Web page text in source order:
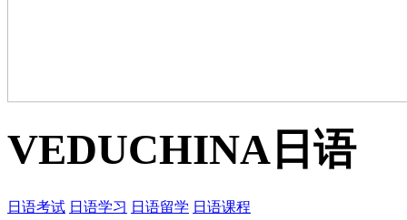
VEDUCHINA 日语
日语考试 日语学习 日语留学 日语课程